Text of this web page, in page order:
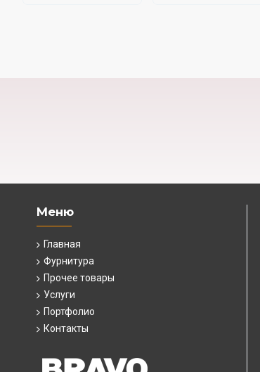
Меню
Главная
Фурнитура
Прочее товары
Услуги
Портфолио
Контакты